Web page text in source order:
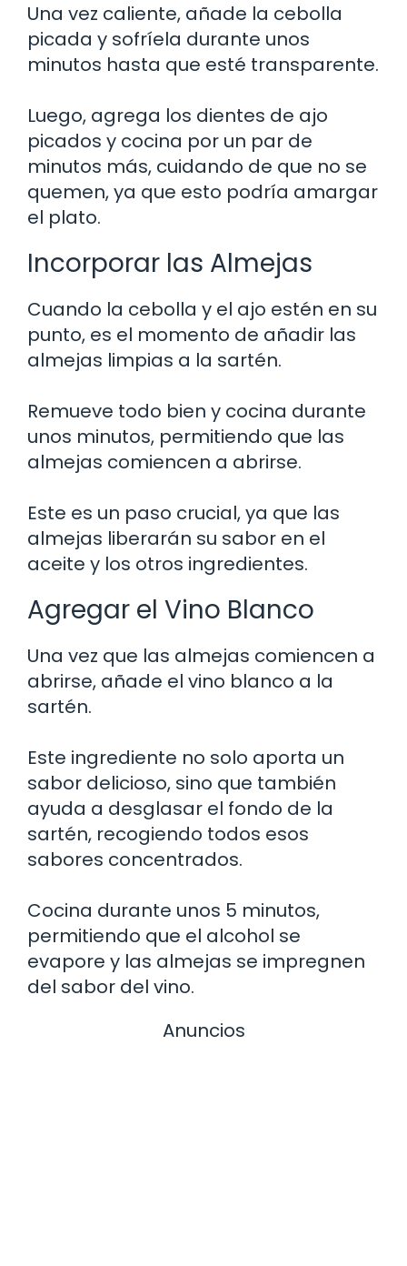
Una vez caliente, añade la cebolla
picada y sofríela durante unos
minutos hasta que esté transparente.
Luego, agrega los dientes de ajo
picados y cocina por un par de
minutos más, cuidando de que no se
quemen, ya que esto podría amargar
el plato.
Incorporar las Almejas
Cuando la cebolla y el ajo estén en su
punto, es el momento de añadir las
almejas limpias a la sartén.
Remueve todo bien y cocina durante
unos minutos, permitiendo que las
almejas comiencen a abrirse.
Este es un paso crucial, ya que las
almejas liberarán su sabor en el
aceite y los otros ingredientes.
Agregar el Vino Blanco
Una vez que las almejas comiencen a
abrirse, añade el vino blanco a la
sartén.
Este ingrediente no solo aporta un
sabor delicioso, sino que también
ayuda a desglasar el fondo de la
sartén, recogiendo todos esos
sabores concentrados.
Cocina durante unos 5 minutos,
permitiendo que el alcohol se
evapore y las almejas se impregnen
del sabor del vino.
Anuncios